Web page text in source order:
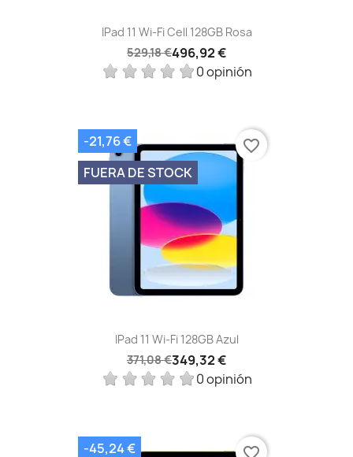
IPad 11 Wi-Fi Cell 128GB Rosa
529,18 €496,92 €
0 opinión
IPad 11 Wi-Fi 128GB Azul
371,08 €349,32 €
0 opinión
-21,76 €
FUERA DE STOCK
favorite_border
-45,24 € favorite_border